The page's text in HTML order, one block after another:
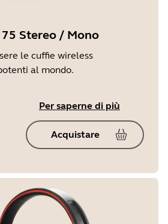
Stereo / Mono
le cuffie wireless
al mondo.
Per saperne di più
Acquistare